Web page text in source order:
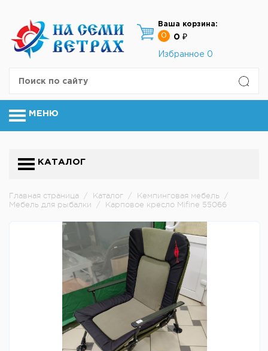
Ваша корзина:
0
0 ₽
Избранное 0
МЕНЮ
КАТАЛОГ
Главная страница / Каталог / Кемпинговая мебель
/
Мебель для рыбалки
/ Карповое кресло Mifine 55066